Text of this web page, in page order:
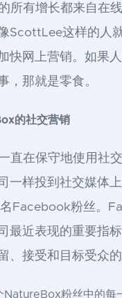
所有增长都来自在
ScottLee这样的人
快网上营销。如果
，那就是零食。
的社交营销
直在保守地使用社
一样投到社交媒体
Facebook粉丝。
最近表现的重要指
、接受和目标受众的
粉丝中的每